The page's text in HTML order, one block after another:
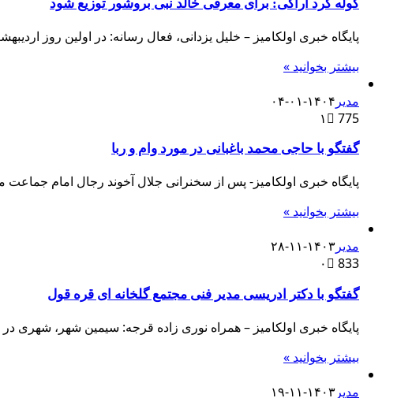
کوله گرد اراکی: برای معرفی خالد نبی بروشور توزیع شود
پایگاه خبری اولکامیز – خلیل یزدانی، فعال رسانه: در اولین روز اردیبهشت ۱۴۰۴ در زیارتگاه خالد نبی واقع در
بیشتر بخوانید »
مدیر ۱۴۰۴-۰۱-۰۴
۱
775
گفتگو با حاجی محمد باغبانی در مورد وام و ربا
پایگاه خبری اولکامیز- پس از سخنرانی جلال آخوند رجال امام جماعت
بیشتر بخوانید »
مدیر ۱۴۰۳-۱۱-۲۸
۰
833
گفتگو با دکتر ادریسی مدیر فنی مجتمع گلخانه ای قره قول
پایگاه خبری اولکامیز – همراه نوری زاده قرجه: سیمین شهر،
بیشتر بخوانید »
مدیر ۱۴۰۳-۱۱-۱۹